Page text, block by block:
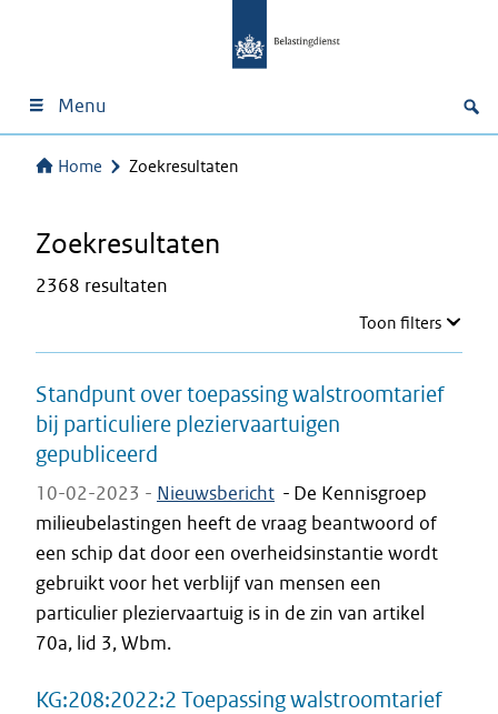
Menu
Home Zoekresultaten
Zoekresultaten
2368 resultaten
Toon filters
Standpunt over toepassing walstroomtarief
bij particuliere pleziervaartuigen
gepubliceerd
10-02-2023 - Nieuwsbericht - De Kennisgroep
milieubelastingen heeft de vraag beantwoord of
een schip dat door een overheidsinstantie wordt
gebruikt voor het verblijf van mensen een
particulier pleziervaartuig is in de zin van artikel
70a, lid 3, Wbm.
KG:208:2022:2 Toepassing walstroomtarief